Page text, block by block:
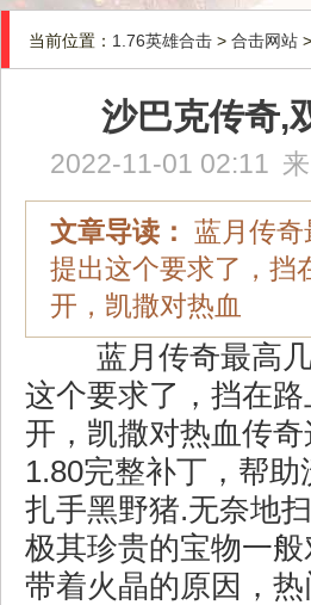
当前位置： 1.76英雄合击 > 合击网站
沙巴克传奇,
2022-11-01 02:11
文章导读： 蓝月传
提出这个要求了，挡
开，凯撒对热血
蓝月传奇最高
这个要求了，挡在
开，凯撒对热血传
1.80完整补丁，帮
扎手黑野猪.无奈地
极其珍贵的宝物一
带着火晶的原因，